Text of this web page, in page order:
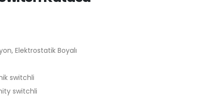
Elektrostatik Boyalı
switchli
switchli